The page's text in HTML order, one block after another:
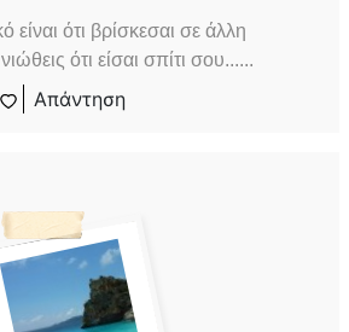
είναι ότι βρίσκεσαι σε άλλη
ότι είσαι σπίτι σου......
Απάντηση